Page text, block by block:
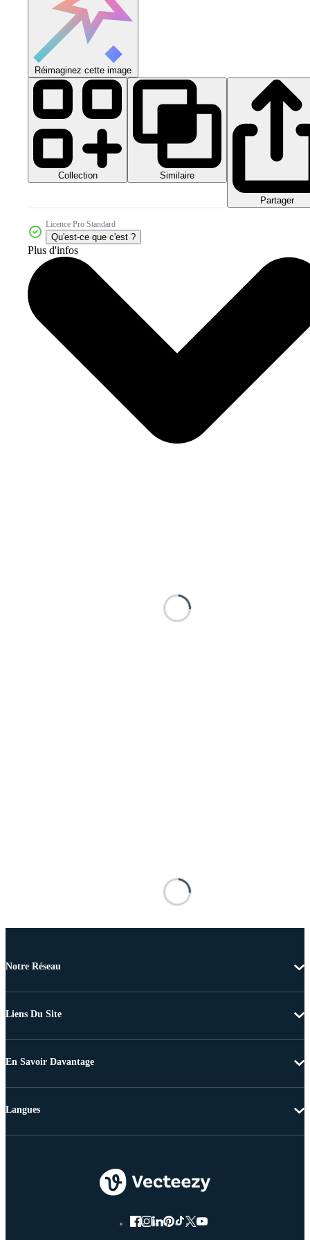
Réimaginez cette image
Collection Similaire
Partager
Licence Pro Standard
Qu'est-ce que c'est ?
Plus d'infos
Notre Réseau
Liens Du Site
En Savoir Davantage
Langues